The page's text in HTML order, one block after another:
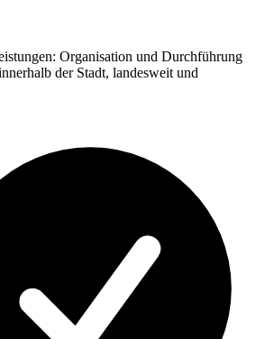
Organisation und Durchführung
der Stadt, landesweit und